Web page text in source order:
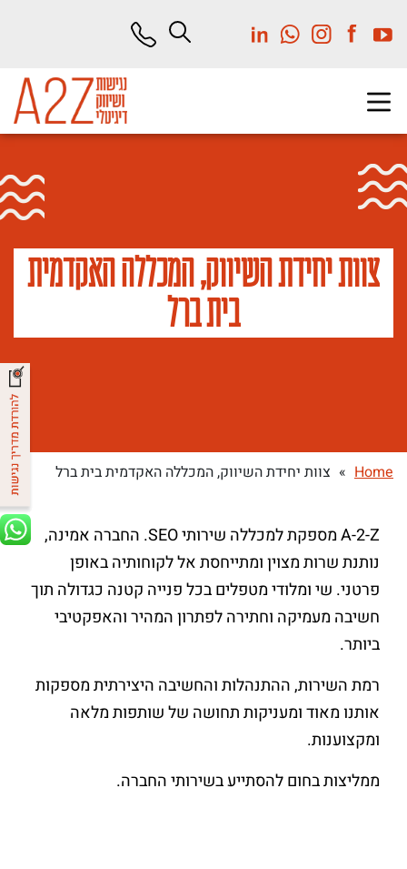
צוות יחידת השיווק, המכללה האקדמית
בית ברל
Home
» צוות יחידת השיווק, המכללה האקדמית בית ברל
A-2-Z מספקת למכללה שירותי SEO. החברה אמינה,
נותנת שרות מצוין ומתייחסת אל לקוחותיה באופן
פרטני. שי ומלודי מטפלים בכל פנייה קטנה כגדולה תוך
חשיבה מעמיקה וחתירה לפתרון המהיר והאפקטיבי
ביותר.
רמת השירות, ההתנהלות והחשיבה היצירתית מספקות
אותנו מאוד ומעניקות תחושה של שותפות מלאה
ומקצוענות.
ממליצות בחום להסתייע בשירותי החברה.